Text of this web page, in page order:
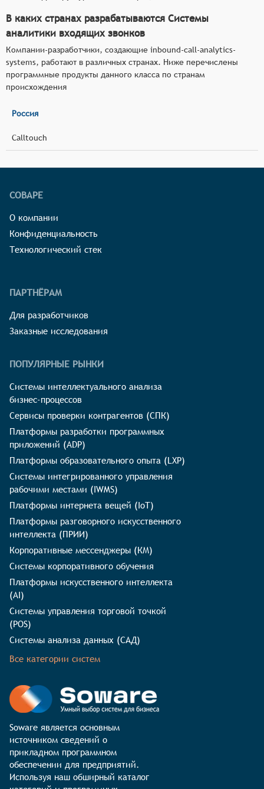
В каких странах разрабатываются Системы
аналитики входящих звонков
Компании-разработчики, создающие inbound-call-analytics-
systems, работают в различных странах. Ниже перечислены
программные продукты данного класса по странам
происхождения
Россия
Calltouch
СОВАРЕ
О компании
Конфиденциальность
Технологический стек
ПАРТНЁРАМ
Для разработчиков
Заказные исследования
ПОПУЛЯРНЫЕ РЫНКИ
Системы интеллектуального анализа
бизнес-процессов
Сервисы проверки контрагентов (СПК)
Платформы разработки программных
приложений (ADP)
Платформы образовательного опыта (LXP)
Системы интегрированного управления
рабочими местами (IWMS)
Платформы интернета вещей (IoT)
Платформы разговорного искусственного
интеллекта (ПРИИ)
Корпоративные мессенджеры (КМ)
Системы корпоративного обучения
Платформы искусственного интеллекта
(AI)
Системы управления торговой точкой
(POS)
Системы анализа данных (САД)
Все категории систем
Soware является основным
источником сведений о
прикладном программном
обеспечении для предприятий.
Используя наш обширный каталог